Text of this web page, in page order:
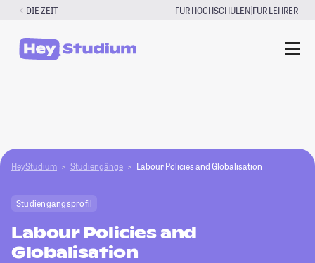
Zum
springen
DIE ZEIT FÜR HOCHSCHULEN|FÜR LEHRER
HeyStudium Studiengänge Labour Policies and Globalisation
Studiengangsprofil
Labour Policies and
Globalisation